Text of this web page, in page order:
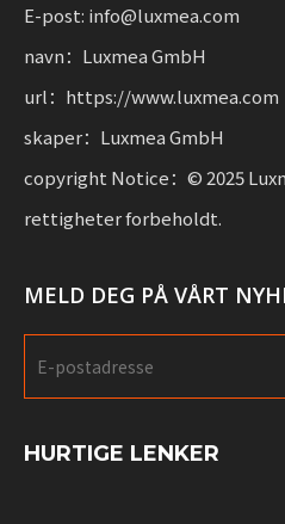
E-post: info@luxmea.com
navn：Luxmea GmbH
url：https://www.luxmea.com
skaper：Luxmea GmbH
copyright Notice：© 2025
rettigheter forbeholdt.
MELD DEG PÅ VÅRT
HURTIGE LENKER